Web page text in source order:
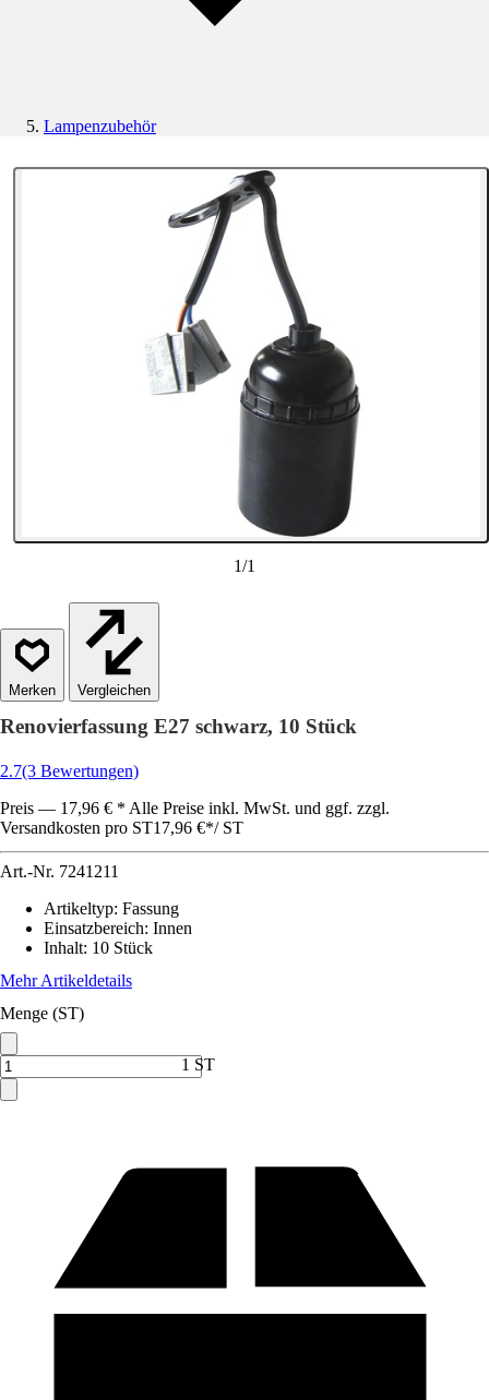
Lampenzubehör
1/1
Vergleichen
Renovierfassung E27 schwarz, 10 Stück
2.7(3 Bewertungen)
Preis — 17,96 € * Alle Preise inkl. MwSt. und ggf. zzgl.
Versandkosten pro ST17,96 €*/ ST
Art.-Nr. 7241211
Artikeltyp: Fassung
Einsatzbereich: Innen
Inhalt: 10 Stück
Mehr Artikeldetails
Menge (ST)
1 ST